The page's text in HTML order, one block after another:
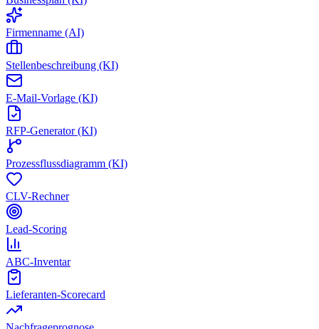
Firmenname (AI)
Stellenbeschreibung (KI)
E-Mail-Vorlage (KI)
RFP-Generator (KI)
Prozessflussdiagramm (KI)
CLV-Rechner
Lead-Scoring
ABC-Inventar
Lieferanten-Scorecard